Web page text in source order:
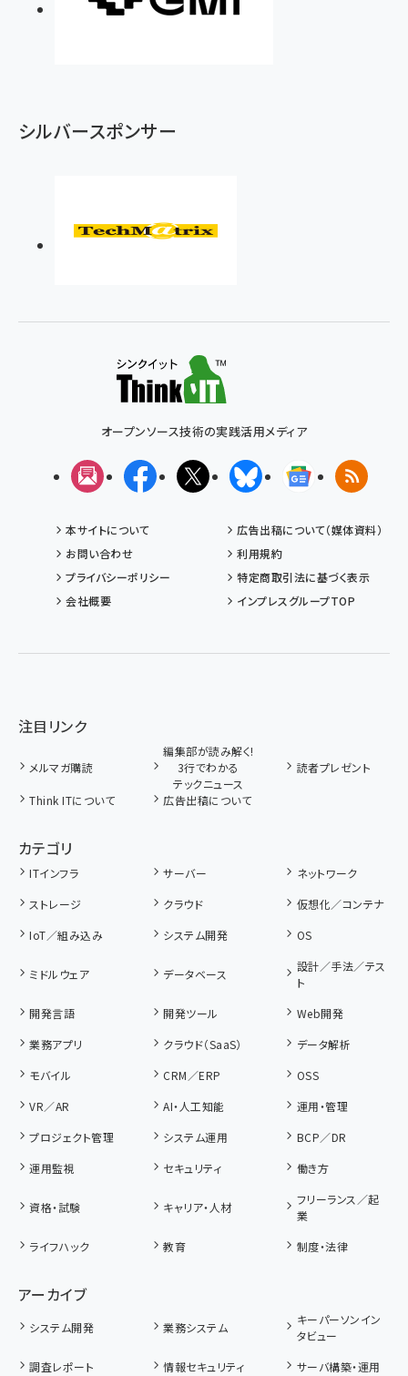
シルバースポンサー
オープンソース技術の実践活用メディア
メルマガFacebookX(エックス)BlueskyGoogleニュ
RSS
本サイトについて
広告出稿について（媒体資料）
お問い合わせ
利用規約
プライバシーポリシー
特定商取引法に基づく表示
会社概要
インプレスグループTOP
注目リンク
メルマガ購読
編集部が読み解く!
3行でわかる
テックニュース
読者プレゼント
Think ITについて 広告出稿について
カテゴリ
ITインフラ サーバー
ネットワーク
ストレージ
クラウド
仮想化／コンテナ
IoT／組み込み
システム開発 OS
ミドルウェア データベース
設計／手法／テス
ト
開発言語
開発ツール
Web開発
業務アプリ
クラウド（SaaS）
データ解析
モバイル
CRM／ERP
OSS
VR／AR
AI・人工知能
運用・管理
プロジェクト管理
システム運用
BCP／DR
運用監視
セキュリティ 働き方
資格・試験 キャリア・人材
フリーランス／起
業
ライフハック
教育 制度・法律
アーカイブ
システム開発 業務システム
キーパーソンイン
タビュー
調査レポート
情報セキュリティ
サーバ構築・運用